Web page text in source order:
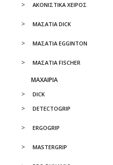
ΑΚΟΝΙΣΤΙΚΑ ΧΕΙΡΟΣ
ΜΑΣΑΤΙΑ DICK
ΜΑΣΑΤΙΑ EGGINTON
ΜΑΣΑΤΙΑ FISCHER
ΜΑΧΑΙΡΙΑ
DICK
DETECTOGRIP
ERGOGRIP
MASTERGRIP